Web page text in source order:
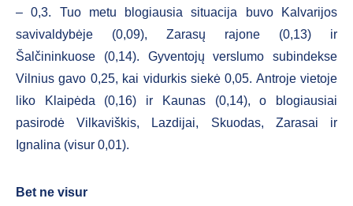
– 0,3. Tuo metu blogiausia situacija buvo Kalvarijos
savivaldybėje (0,09), Zarasų rajone (0,13) ir
Šalčininkuose (0,14). Gyventojų verslumo subindekse
Vilnius gavo 0,25, kai vidurkis siekė 0,05. Antroje vietoje
liko Klaipėda (0,16) ir Kaunas (0,14), o blogiausiai
pasirodė Vilkaviškis, Lazdijai, Skuodas, Zarasai ir
Ignalina (visur 0,01).
Bet ne visur